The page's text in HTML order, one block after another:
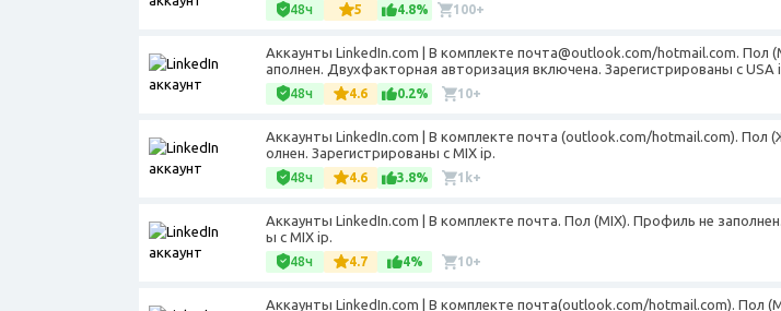
48ч 5 4.8% 100+
Аккаунты LinkedIn.com | В комплекте почта@outlook.com/hotmail.com. Пол
аполнен. Двухфакторная авторизация включена. Зарегистрированы с USA
48ч 4.6 0.2% 10+
Аккаунты LinkedIn.com | В комплекте почта (outlook.com/hotmail.com). Пол
олнен. Зарегистрированы с MIX ip.
48ч 4.6 3.8% 1k+
Аккаунты LinkedIn.com | В комплекте почта. Пол (MIX). Профиль не
ы с MIX ip.
48ч 4.7 4% 10+
Аккаунты LinkedIn.com | В комплекте почта(outlook.com/hotmail.com). Пол